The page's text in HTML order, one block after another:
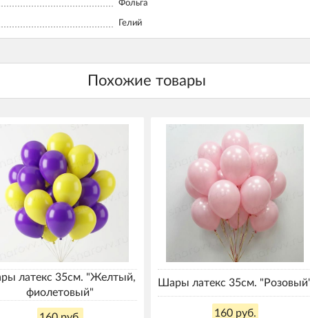
Фольга
Гелий
латекс 35см. "Желтый,
фиолетовый"
Шары латекс 35см.
160 руб.